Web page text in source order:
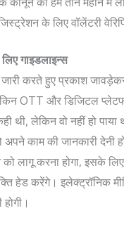
के लिए वॉलेंटरी
गाइडलाइन्स
करते हुए प्रकाश
OTT और डिजिटल
थी, लेकिन वो नहीं हो
अपने काम की जानकारी
करना होगा, इसके लिए
हेड करेंगे। इलेक्ट्रॉनिक